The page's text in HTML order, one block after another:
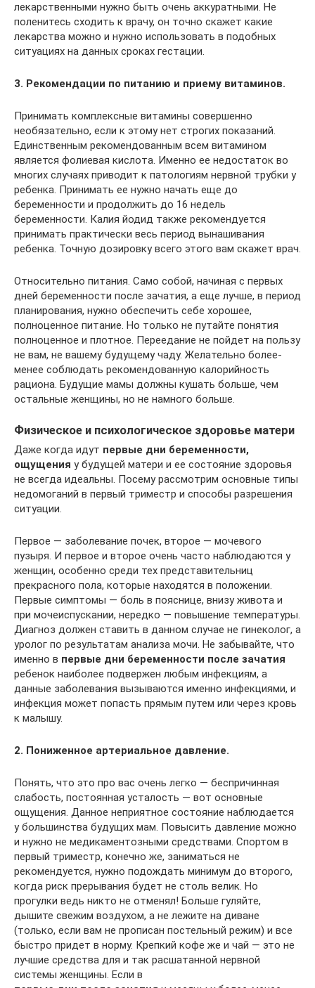
лекарственными нужно быть очень аккуратными. Не
поленитесь сходить к врачу, он точно скажет какие
лекарства можно и нужно использовать в подобных
ситуациях на данных сроках гестации.
3. Рекомендации по питанию и приему витаминов.
Принимать комплексные витамины совершенно
необязательно, если к этому нет строгих показаний.
Единственным рекомендованным всем витамином
является фолиевая кислота. Именно ее недостаток во
многих случаях приводит к патологиям нервной трубки у
ребенка. Принимать ее нужно начать еще до
беременности и продолжить до 16 недель
беременности. Калия йодид также рекомендуется
принимать практически весь период вынашивания
ребенка. Точную дозировку всего этого вам скажет врач.
Относительно питания. Само собой, начиная с первых
дней беременности после зачатия, а еще лучше, в период
планирования, нужно обеспечить себе хорошее,
полноценное питание. Но только не путайте понятия
полноценное и плотное. Переедание не пойдет на пользу
не вам, не вашему будущему чаду. Желательно более-
менее соблюдать рекомендованную калорийность
рациона. Будущие мамы должны кушать больше, чем
остальные женщины, но не намного больше.
Физическое и психологическое здоровье матери
Даже когда идут первые дни беременности,
ощущения у будущей матери и ее состояние здоровья
не всегда идеальны. Посему рассмотрим основные типы
недомоганий в первый триместр и способы разрешения
ситуации.
Первое — заболевание почек, второе — мочевого
пузыря. И первое и второе очень часто наблюдаются у
женщин, особенно среди тех представительниц
прекрасного пола, которые находятся в положении.
Первые симптомы — боль в пояснице, внизу живота и
при мочеиспускании, нередко — повышение температуры.
Диагноз должен ставить в данном случае не гинеколог, а
уролог по результатам анализа мочи. Не забывайте, что
именно в первые дни беременности после зачатия
ребенок наиболее подвержен любым инфекциям, а
данные заболевания вызываются именно инфекциями, и
инфекция может попасть прямым путем или через кровь
к малышу.
2. Пониженное артериальное давление.
Понять, что это про вас очень легко — беспричинная
слабость, постоянная усталость — вот основные
ощущения. Данное неприятное состояние наблюдается
у большинства будущих мам. Повысить давление можно
и нужно не медикаментозными средствами. Спортом в
первый триместр, конечно же, заниматься не
рекомендуется, нужно подождать минимум до второго,
когда риск прерывания будет не столь велик. Но
прогулки ведь никто не отменял! Больше гуляйте,
дышите свежим воздухом, а не лежите на диване
(только, если вам не прописан постельный режим) и все
быстро придет в норму. Крепкий кофе же и чай — это не
лучшие средства для и так расшатанной нервной
системы женщины. Если в